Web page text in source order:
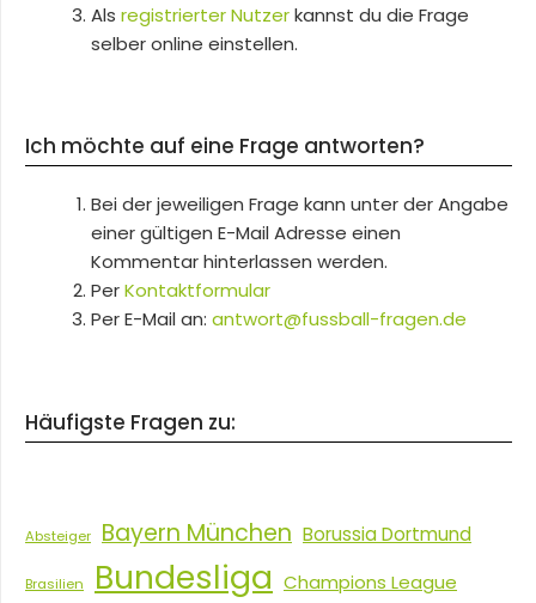
Als registrierter Nutzerkannst du die Frage
selber online einstellen.
Ich möchte auf eine Frage antworten?
Bei der jeweiligen Frage kann unter der Angabe
einer gültigen E-Mail Adresse einen
Kommentar hinterlassen werden.
PerKontaktformular
Per E-Mail an: antwort@fussball-fragen.de
Häufigste Fragen zu:
Absteiger Bayern München Borussia Dortmund
Brasilien Bundesliga Champions League